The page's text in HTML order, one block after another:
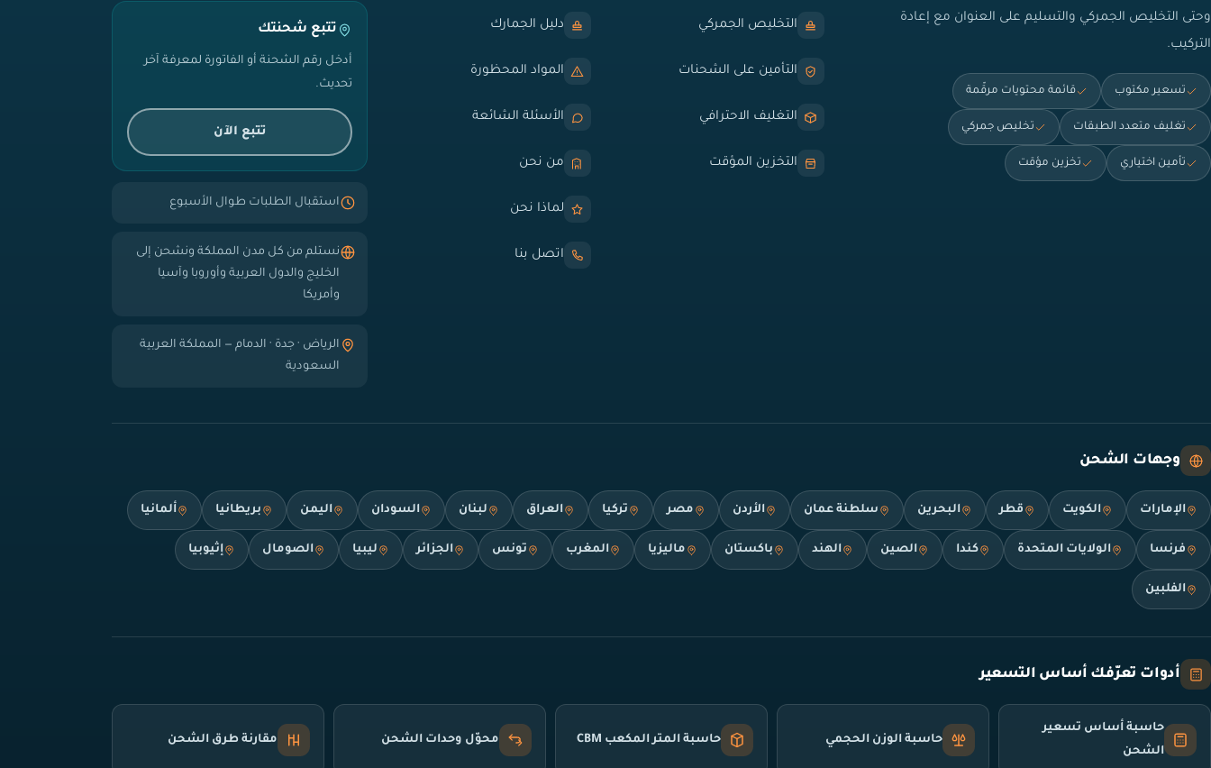
وحتى التخليص الجمركي والتسليم على العنوان مع إعادة
التركيب.
تسعير مكتوب قائمة محتويات مرقّمة
تغليف متعدد الطبقات تخليص جمركي
تأمين اختياري تخزين مؤقت
التخليص الجمركي
التأمين على الشحنات
التغليف الاحترافي
التخزين المؤقت
دليل الجمارك
المواد المحظورة
الأسئلة الشائعة
من نحن
لماذا نحن
اتصل بنا
تتبع شحنتك
أدخل رقم الشحنة أو الفاتورة لمعرفة آخر
تحديث.
تتبع الآن
استقبال الطلبات طوال الأسبوع
نستلم من كل مدن المملكة ونشحن إلى
الخليج والدول العربية وأوروبا وآسيا
وأمريكا
الرياض · جدة · الدمام — المملكة العربية
السعودية
وجهات الشحن
الإمارات الكويت قطر البحرين سلطنة عمان الأردن مصر تركيا العراق لبنان السودان اليمن بريطانيا ألمانيا
فرنسا الولايات المتحدة كندا الصين الهند باكستان ماليزيا المغرب تونس الجزائر ليبيا الصومال إثيوبيا
الفلبين
أدوات تعرّفك أساس التسعير
حاسبة أساس تسعير
الشحن
حاسبة الوزن الحجمي حاسبة المتر المكعب CBM محوّل وحدات الشحن مقارنة طرق الشحن